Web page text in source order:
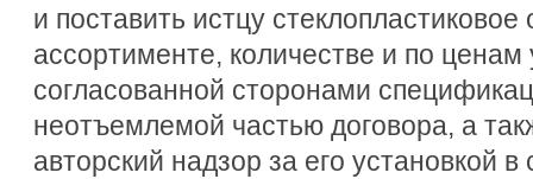
и поставить истцу
ассортименте, количестве и по
согласованной сторонами
неотъемлемой частью договора, а
авторский надзор за его установкой